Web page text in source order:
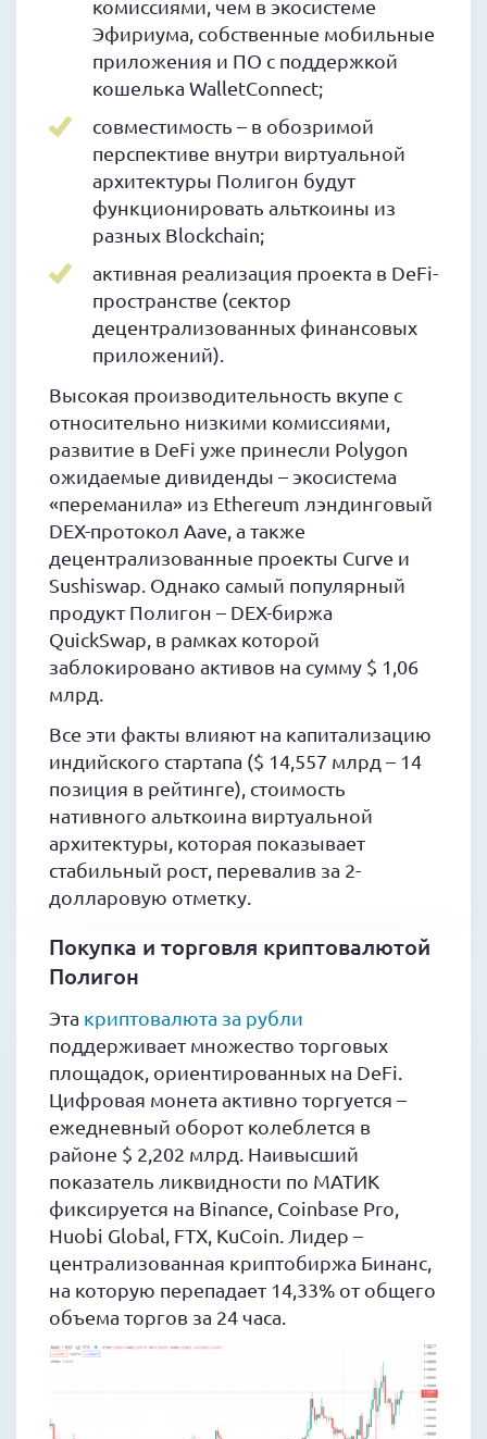
комиссиями, чем в экосистеме
Эфириума, собственные мобильные
приложения и ПО с поддержкой
кошелька WalletConnect;
совместимость – в обозримой
перспективе внутри виртуальной
архитектуры Полигон будут
функционировать альткоины из
разных Blockchain;
активная реализация проекта в DeFi-
пространстве (сектор
децентрализованных финансовых
приложений).
Высокая производительность вкупе с
относительно низкими комиссиями,
развитие в DeFi уже принесли Polygon
ожидаемые дивиденды – экосистема
«переманила» из Ethereum лэндинговый
DEX-протокол Aave, а также
децентрализованные проекты Curve и
Sushiswap. Однако самый популярный
продукт Полигон – DEX-биржа
QuickSwap, в рамках которой
заблокировано активов на сумму $ 1,06
млрд.
Все эти факты влияют на капитализацию
индийского стартапа ($ 14,557 млрд – 14
позиция в рейтинге), стоимость
нативного альткоина виртуальной
архитектуры, которая показывает
стабильный рост, перевалив за 2-
долларовую отметку.
Покупка и торговля криптовалютой
Полигон
Эта криптовалюта за рубли
поддерживает множество торговых
площадок, ориентированных на DeFi.
Цифровая монета активно торгуется –
ежедневный оборот колеблется в
районе $ 2,202 млрд. Наивысший
показатель ликвидности по МАТИК
фиксируется на Binance, Coinbase Pro,
Huobi Global, FTX, KuCoin. Лидер –
централизованная криптобиржа Бинанс,
на которую перепадает 14,33% от общего
объема торгов за 24 часа.